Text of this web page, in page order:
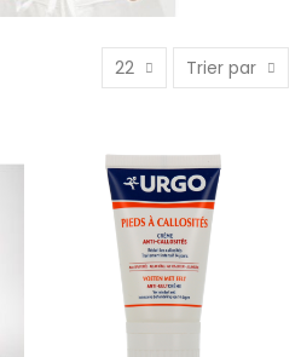
22 Trier par